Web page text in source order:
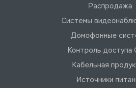
Распродажа
Системы
Домофонные
Контроль доступа
Кабельная
Источники